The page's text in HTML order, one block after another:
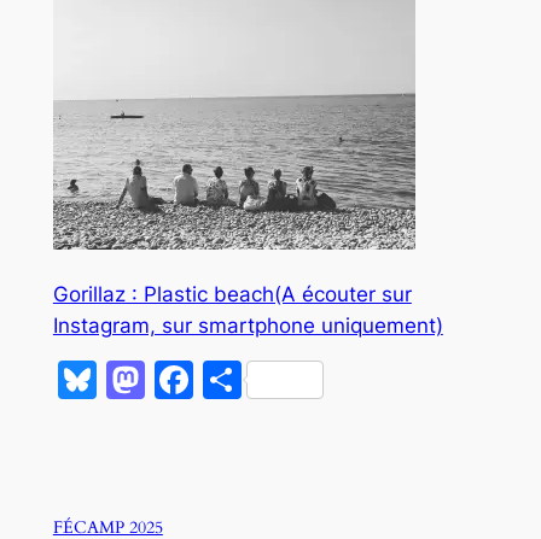
Gorillaz : Plastic beach(A écouter sur
Instagram, sur smartphone uniquement)
Bluesky
Mastodon
Facebook
Partager
FÉCAMP 2025